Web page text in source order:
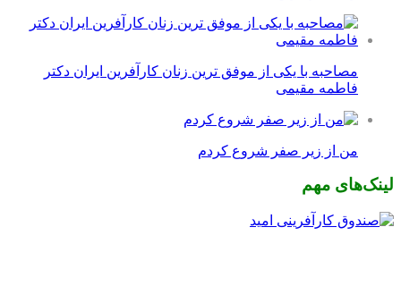
مصاحبه با یکی از موفق ترین زنان کارآفرین ایران دکتر
فاطمه مقیمی
من از زیر صفر شروع کردم
لینک‌های مهم